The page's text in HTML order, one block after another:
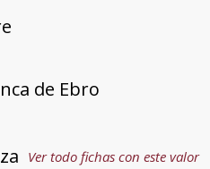
de Ebro
Ver todo fichas con este valor